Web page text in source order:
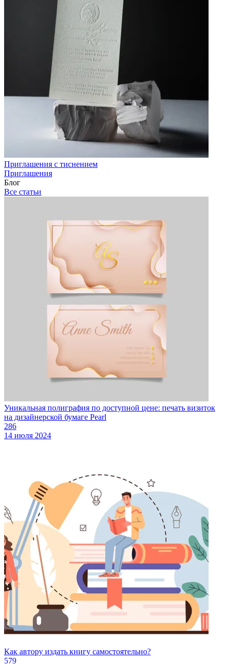
Приглашения с тиснением
Приглашения
Блог
Все статьи
Уникальная полиграфия по доступной цене: печать визиток
на дизайнерской бумаге Pearl
286
14 июля 2024
Как автору издать книгу самостоятельно?
579